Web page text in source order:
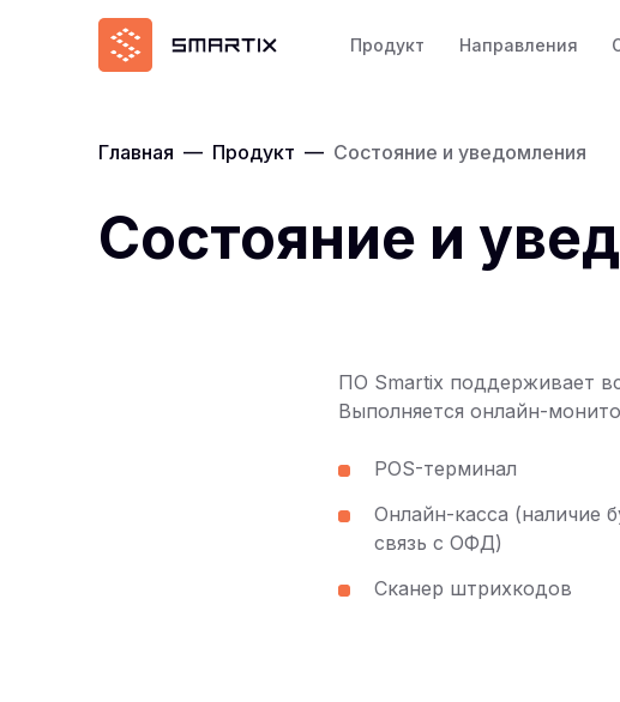
Продукт Направления
Главная — Продукт — Состояние и уведомления
Состояние и
ПО Smartix поддерживает
Выполняется онлайн-
POS-терминал
Онлайн-касса (наличие
связь с ОФД)
Сканер штрихкодов